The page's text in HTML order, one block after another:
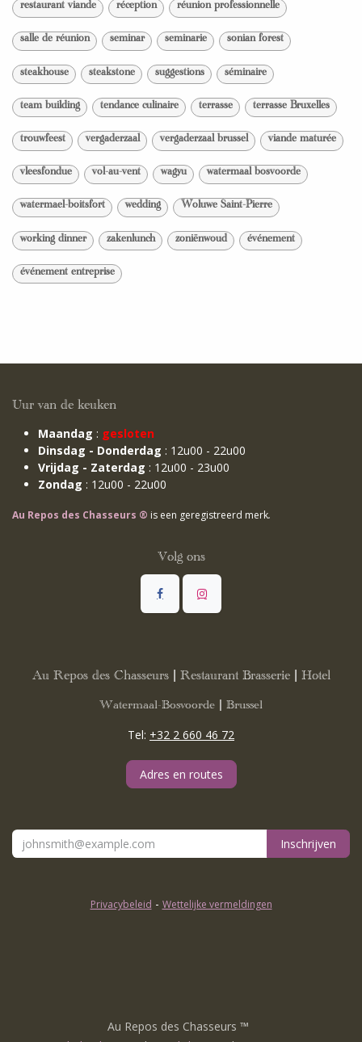
restaurant viande réception réunion professionnelle
salle de réunion seminar seminarie sonian forest
steakhouse steakstone suggestions séminaire
team building tendance culinaire terrasse terrasse Bruxelles
trouwfeest vergaderzaal vergaderzaal brussel viande maturée
vleesfondue vol-au-vent wagyu watermaal bosvoorde
watermael-boitsfort wedding Woluwe Saint-Pierre
working dinner zakenlunch zoniënwoud événement
événement entreprise
Uur van de keuken
Maandag : gesloten
Dinsdag - Donderdag : 12u00 - 22u00
Vrijdag - Zaterdag : 12u00 - 23u00
Zondag : 12u00 - 22u00
Au Repos des Chasseurs ® is een geregistreerd merk.
Volg ons
Au Repos des Chasseurs | Restaurant Brasserie | Hotel
Watermaal-Bosvoorde | Brussel
Tel: +32 2 660 46 72
Adres en routes
Inschrijven
Privacybeleid - Wettelijke vermeldingen
Au Repos des Chasseurs ™